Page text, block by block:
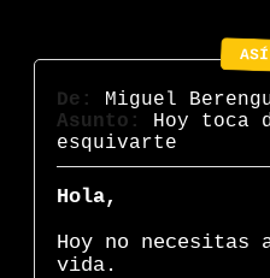
De:
Miguel
Asunto:
Hoy toca
esquivarte
Hola,
Hoy no
vida.